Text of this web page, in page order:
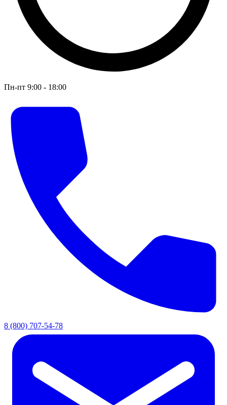
Пн-пт 9:00 - 18:00
8 (800) 707-54-78